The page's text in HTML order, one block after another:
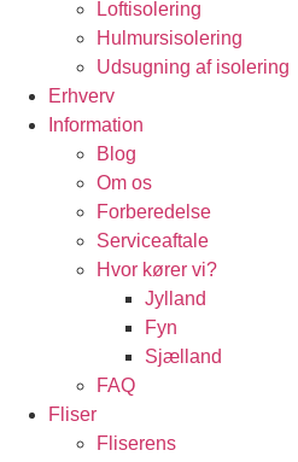
Loftisolering
Hulmursisolering
Udsugning af isolering
Erhverv
Information
Blog
Om os
Forberedelse
Serviceaftale
Hvor kører vi?
Jylland
Fyn
Sjælland
FAQ
Fliser
Fliserens